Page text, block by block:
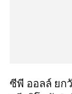
ซีพี ออลล์ ยก